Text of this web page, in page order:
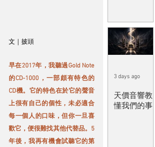
文｜披頭
早在2017年，我聽過Gold Note
的CD-1000，一部頗有特色的
CD機。它的特色在於它的聲音
上很有自己的個性，未必適合
每一個人的口味，但你一旦喜
歡它，便很難找其他代替品。5
年後，我再有機會試聽它的第
天價音響教
懂我們的事
3 days ago